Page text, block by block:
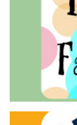
Teatro In
per far